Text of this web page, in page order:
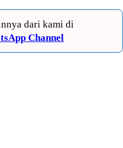
dari kami di
Channel